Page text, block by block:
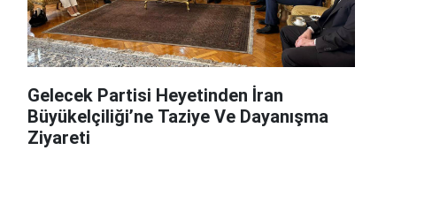
Gelecek Partisi Heyetinden İran
Büyükelçiliği’ne Taziye Ve Dayanışma
Ziyareti